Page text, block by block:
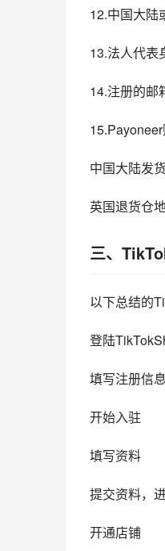
12.中国大陆
13.法人代表
14.注册的邮
中国大陆发
英国退货仓
三、
以下总结的
登陆
填写注册信
开始入驻
填写资料
提交资料，
开通店铺